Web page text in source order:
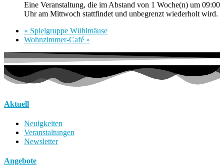
Eine Veranstaltung, die im Abstand von 1 Woche(n) um 09:00
Uhr am Mittwoch stattfindet und unbegrenzt wiederholt wird.
« Spielgruppe Wühlmäuse
Wohnzimmer-Café »
Aktuell
Neuigkeiten
Veranstaltungen
Newsletter
Angebote